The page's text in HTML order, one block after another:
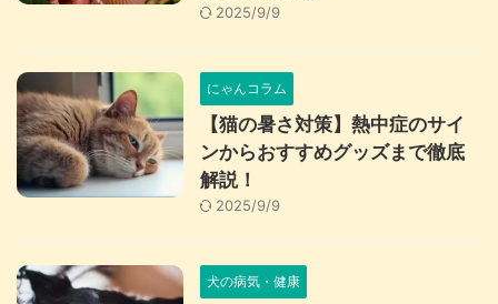
2025/9/9
にゃんコラム
【猫の暑さ対策】熱中症のサイ
ンからおすすめグッズまで徹底
解説！
2025/9/9
犬の病気・健康